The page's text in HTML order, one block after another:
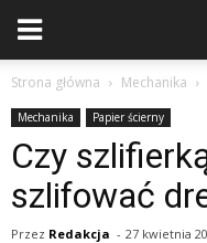
Strona główna Mechanika
Mechanika Papier ścierny
Czy
szlifować
Przez Redakcja - 27 kwietnia